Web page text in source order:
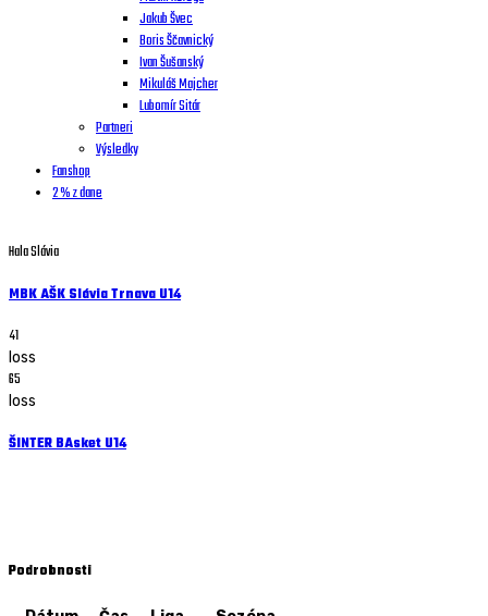
Jakub Švec
Boris Ščavnický
Ivan Šušanský
Mikuláš Majcher
Lubomír Sitár
Partneri
Výsledky
Fanshop
2 % z dane
Hala Slávia
MBK AŠK Slávia Trnava U14
41
loss
65
loss
ŠINTER BAsket U14
Podrobnosti